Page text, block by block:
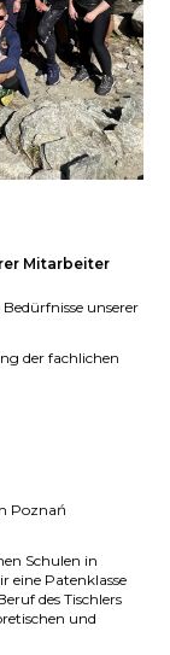
Mitarbeiter
unserer
der fachlichen
Poznań
Schulen in
eine Patenklasse
des Tischlers
und